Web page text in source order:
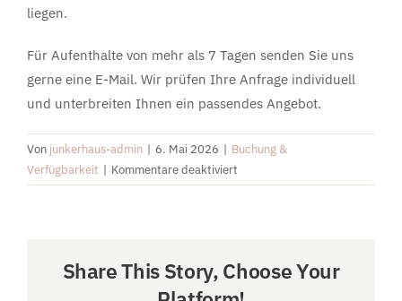
PREISE & BUCHUNG
liegen.
Für Aufenthalte von mehr als 7 Tagen senden Sie uns
gerne eine E-Mail. Wir prüfen Ihre Anfrage individuell
und unterbreiten Ihnen ein passendes Angebot.
Von junkerhaus-admin | 6. Mai 2026 | Buchung &
Verfügbarkeit | Kommentare deaktiviert
Wir
bleiben.
Gibt
Share This Story, Choose Your